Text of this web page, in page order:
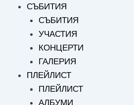
СЪБИТИЯ
СЪБИТИЯ
УЧАСТИЯ
КОНЦЕРТИ
ГАЛЕРИЯ
ПЛЕЙЛИСТ
ПЛЕЙЛИСТ
АЛБУМИ